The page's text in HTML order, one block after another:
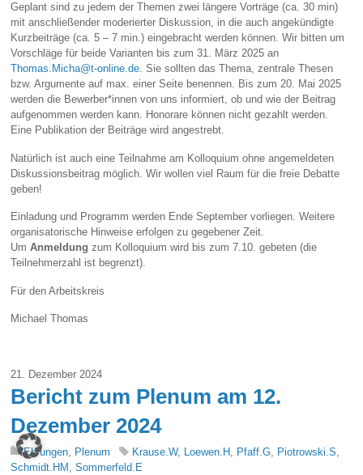
Geplant sind zu jedem der Themen zwei längere Vorträge (ca. 30 min)
mit anschließender moderierter Diskussion, in die auch angekündigte
Kurzbeiträge (ca. 5 – 7 min.) eingebracht werden können. Wir bitten um
Vorschläge für beide Varianten bis zum 31. März 2025 an
Thomas.Micha@t-online.de. Sie sollten das Thema, zentrale Thesen
bzw. Argumente auf max. einer Seite benennen. Bis zum 20. Mai 2025
werden die Bewerber*innen von uns informiert, ob und wie der Beitrag
aufgenommen werden kann. Honorare können nicht gezahlt werden.
Eine Publikation der Beiträge wird angestrebt.
Natürlich ist auch eine Teilnahme am Kolloquium ohne angemeldeten
Diskussionsbeitrag möglich. Wir wollen viel Raum für die freie Debatte
geben!
Einladung und Programm werden Ende September vorliegen. Weitere
organisatorische Hinweise erfolgen zu gegebener Zeit.
UmAnmeldung zum Kolloquium wird bis zum 7.10. gebeten (die
Teilnehmerzahl ist begrenzt).
Für den Arbeitskreis
Michael Thomas
21. Dezember 2024
Bericht zum Plenum am 12.
Dezember 2024
Ehrungen, Plenum Krause.W, Loewen.H , Pfaff.G, Piotrowski.S,
Schmidt.HM ,Sommerfeld.E